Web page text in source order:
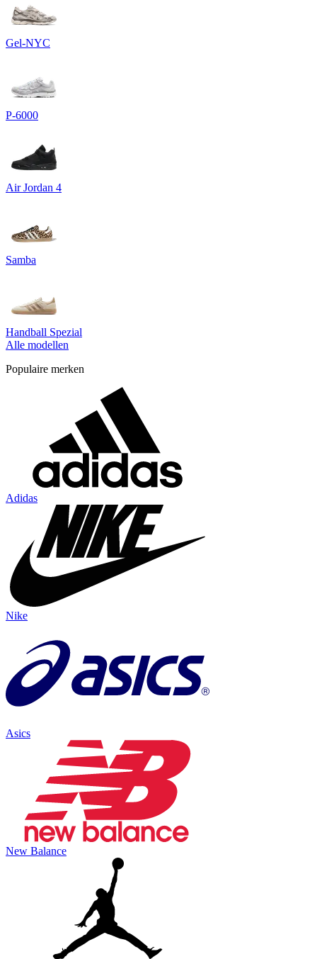
Gel-NYC
P-6000
Air Jordan 4
Samba
Handball Spezial
Alle modellen
Populaire merken
Adidas
Nike
Asics
New Balance